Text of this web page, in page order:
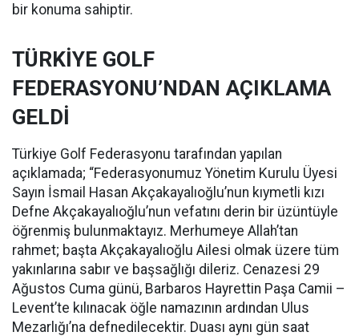
bir konuma sahiptir.
TÜRKİYE GOLF
FEDERASYONU’NDAN AÇIKLAMA
GELDİ
Türkiye Golf Federasyonu tarafından yapılan
açıklamada; “Federasyonumuz Yönetim Kurulu Üyesi
Sayın İsmail Hasan Akçakayalıoğlu’nun kıymetli kızı
Defne Akçakayalıoğlu’nun vefatını derin bir üzüntüyle
öğrenmiş bulunmaktayız. Merhumeye Allah’tan
rahmet; başta Akçakayalıoğlu Ailesi olmak üzere tüm
yakınlarına sabır ve başsağlığı dileriz. Cenazesi 29
Ağustos Cuma günü, Barbaros Hayrettin Paşa Camii –
Levent’te kılınacak öğle namazının ardından Ulus
Mezarlığı’na defnedilecektir. Duası aynı gün saat